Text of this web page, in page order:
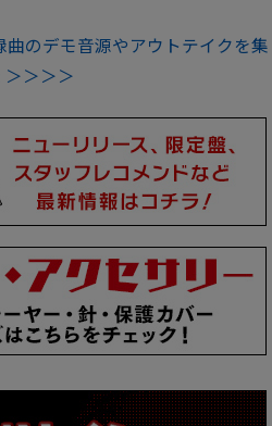
のデモ音源やアウトテイクを集
＞＞＞